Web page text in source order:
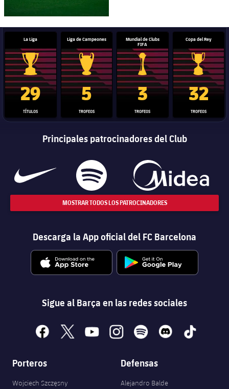
La Liga
Trofeo de La Liga
29
TÍTULOS
Liga de Campeones
Trofeo de la Liga de Campeones
5
TROFEOS
Mundial de Clubs
FIFA
Trofeo del Mundial de
3
TROFEOS
Copa del Rey
Copa del
32
TROFEOS
Principales patrocinadores del Club
MOSTRAR TODOS LOS PATROCINADORES
Descarga la App oficial del FC Barcelona
Sigue al Barça en las redes sociales
facebook
x youtubeinstagramspotify discord tiktok
Porteros
Wojciech Szczęsny
Defensas
Alejandro Balde